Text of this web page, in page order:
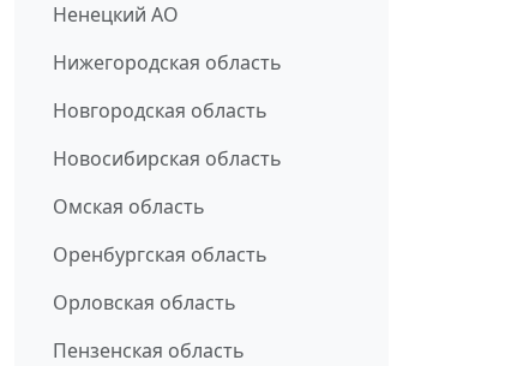
Ненецкий АО
Нижегородская область
Новгородская область
Новосибирская область
Омская область
Оренбургская область
Орловская область
Пензенская область